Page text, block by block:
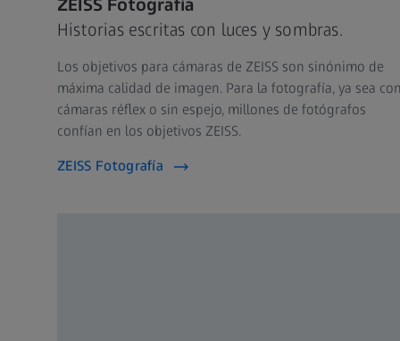
ZEISS Fotografía
Historias escritas con luces y sombras.
Los objetivos para cámaras de ZEISS son sinónimo de
máxima calidad de imagen. Para la fotografía, ya sea con
cámaras réflex o sin espejo, millones de fotógrafos
confían en los objetivos ZEISS.
ZEISS Fotografía